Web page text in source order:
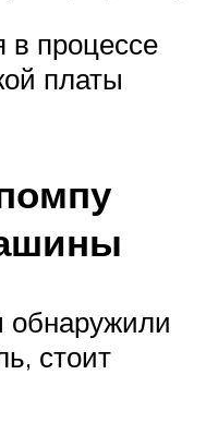
в процессе
платы
обнаружили
стоит